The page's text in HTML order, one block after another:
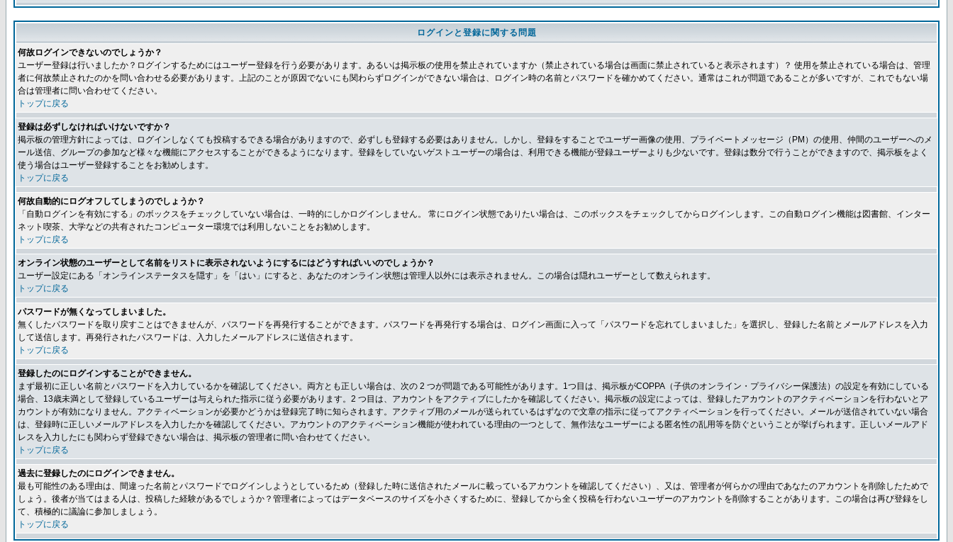
ログインと登録に関する問題
何故ログインできないのでしょうか？
ユーザー登録は行いましたか？ログインするためにはユーザー登録を行う必要があります。あるいは掲示板の使用を禁止されていますか（禁止されている場合は画面に禁止されていると表示されます）？ 使用を禁止されている場合は、管理
者に何故禁止されたのかを問い合わせる必要があります。上記のことが原因でないにも関わらずログインができない場合は、ログイン時の名前とパスワードを確かめてください。通常はこれが問題であることが多いですが、これでもない場
合は管理者に問い合わせてください。
トップに戻る
登録は必ずしなければいけないですか？
掲示板の管理方針によっては、ログインしなくても投稿するできる場合がありますので、必ずしも登録する必要はありません。しかし、登録をすることでユーザー画像の使用、プライベートメッセージ（PM）の使用、仲間のユーザーへのメ
ール送信、グループの参加など様々な機能にアクセスすることができるようになります。登録をしていないゲストユーザーの場合は、利用できる機能が登録ユーザーよりも少ないです。登録は数分で行うことができますので、掲示板をよく
使う場合はユーザー登録することをお勧めします。
トップに戻る
何故自動的にログオフしてしまうのでしょうか？
「自動ログインを有効にする」のボックスをチェックしていない場合は、一時的にしかログインしません。 常にログイン状態でありたい場合は、このボックスをチェックしてからログインします。この自動ログイン機能は図書館、インター
ネット喫茶、大学などの共有されたコンピューター環境では利用しないことをお勧めします。
トップに戻る
オンライン状態のユーザーとして名前をリストに表示されないようにするにはどうすればいいのでしょうか？
ユーザー設定にある「オンラインステータスを隠す」を「はい」にすると、あなたのオンライン状態は管理人以外には表示されません。この場合は隠れユーザーとして数えられます。
トップに戻る
パスワードが無くなってしまいました。
無くしたパスワードを取り戻すことはできませんが、パスワードを再発行することができます。パスワードを再発行する場合は、ログイン画面に入って「パスワードを忘れてしまいました」を選択し、登録した名前とメールアドレスを入力
して送信します。再発行されたパスワードは、入力したメールアドレスに送信されます。
トップに戻る
登録したのにログインすることができません。
まず最初に正しい名前とパスワードを入力しているかを確認してください。両方とも正しい場合は、次の 2 つが問題である可能性があります。1つ目は、掲示板がCOPPA（子供のオンライン・プライバシー保護法）の設定を有効にしている
場合、13歳未満として登録しているユーザーは与えられた指示に従う必要があります。2 つ目は、アカウントをアクティブにしたかを確認してください。掲示板の設定によっては、登録したアカウントのアクティベーションを行わないとア
カウントが有効になりません。アクティベーションが必要かどうかは登録完了時に知らされます。アクティブ用のメールが送られているはずなので文章の指示に従ってアクティベーションを行ってください。メールが送信されていない場合
は、登録時に正しいメールアドレスを入力したかを確認してください。アカウントのアクティベーション機能が使われている理由の一つとして、無作法なユーザーによる匿名性の乱用等を防ぐということが挙げられます。正しいメールアド
レスを入力したにも関わらず登録できない場合は、掲示板の管理者に問い合わせてください。
トップに戻る
過去に登録したのにログインできません。
最も可能性のある理由は、間違った名前とパスワードでログインしようとしているため（登録した時に送信されたメールに載っているアカウントを確認してください）、又は、管理者が何らかの理由であなたのアカウントを削除したためで
しょう。後者が当てはまる人は、投稿した経験があるでしょうか？管理者によってはデータベースのサイズを小さくするために、登録してから全く投稿を行わないユーザーのアカウントを削除することがあります。この場合は再び登録をし
て、積極的に議論に参加しましょう。
トップに戻る